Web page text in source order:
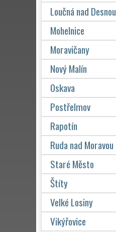
Loučná nad Desnou
Mohelnice
Moravičany
Nový Malín
Oskava
Postřelmov
Rapotín
Ruda nad Moravou
Staré Město
Štíty
Velké Losiny
Vikýřovice